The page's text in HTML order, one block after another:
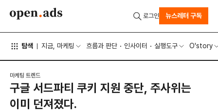
탐색 지금, 마케팅 흐름과 판단 인사이터 실행도구 O'story
로그인 뉴스레터 구독
마케팅 트렌드
구글 서드파티 쿠키 지원 중단, 주사위는
이미 던져졌다.